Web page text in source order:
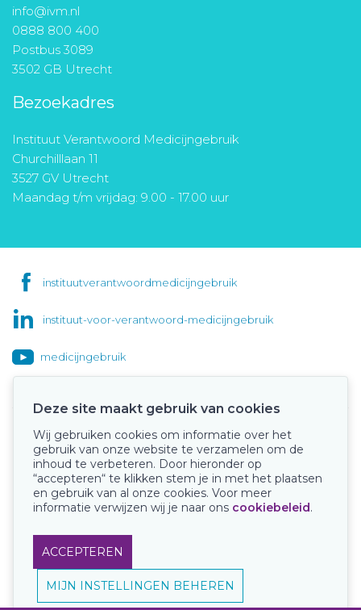
info@ivm.nl
0888 800 400
Postbus 3089
3502 GB Utrecht
Bezoekadres
Instituut Verantwoord Medicijngebruik
Churchilllaan 11
3527 GV Utrecht
Maandag t/m vrijdag: 9.00 - 17.00 uur
instituutverantwoordmedicijngebruik
instituut-voor-verantwoord-medicijngebruik
medicijngebruik
Onze keurmerken
Deze site maakt gebruik van cookies
Wij gebruiken cookies om informatie over het
gebruik van onze website te verzamelen om de
inhoud te verbeteren. Door hieronder op
“accepteren“ te klikken stem je in met het plaatsen
en gebruik van al onze cookies. Voor meer
informatie verwijzen wij je naar ons cookiebeleid.
ACCEPTEREN
MIJN INSTELLINGEN BEHEREN